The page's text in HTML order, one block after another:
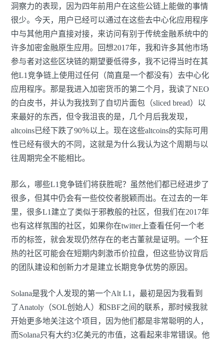
洞察力的表现，因为四年前用户在这些公链上能做的事情
很少。今天，用户已经可以通过在这些去中心化应用程序
中与其他用户直接对接，来访问有别于传统金融系统中的
许多加密金融原生应用。回想2017年，我和许多其他市场
参与者对这些区块链的期望要低得多，我不记得当时在其
他L1竞争链上使用过任何（简直是一个都没有）去中心化
应用程序。那是我进入加密货币的第二个月，我读了NEO
的白皮书，并认为我找到了自切片面包（sliced bread）以
来最好的东西，但令我沮丧的是，几个月后我发现，
altcoins已经下跌了90％以上。现在这些altcoins的实际可用
性已经有很大的不同，这就是为什么我认为这个周期与以
往周期完全不能相比。
那么，哪些L1竞争链们将获胜呢？虽然他们都已经进步了
很多，但其中仍会有一些佼佼者脱颖而出。在过去的一年
里，很多L1建立了类似于邪教般的社区，但我们在2017年
也有这样氛围的社区，如果你在twitter上查看任何一个老
币的标签，就会发现仍然存在的老古董就是证明。一个狂
热的社区可能会在短期内刺激币价拉盘，但这些协议背后
的团队建设和创新力才是建立长期竞争优势的原因。
Solana是我个人发现的第一个Alt L1，最初是因为我看到
了Anatoly（SOL创始人）和SBF之间的联系，那时候我就
开始更多地关注这个项目，因为他们都是非常聪明的人，
而Solana只有大约3亿美元的市值，这看起来非常错误。他